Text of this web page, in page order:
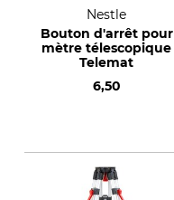
Nestle
Bouton d'arrêt pour
mètre télescopique
Telemat
6,50